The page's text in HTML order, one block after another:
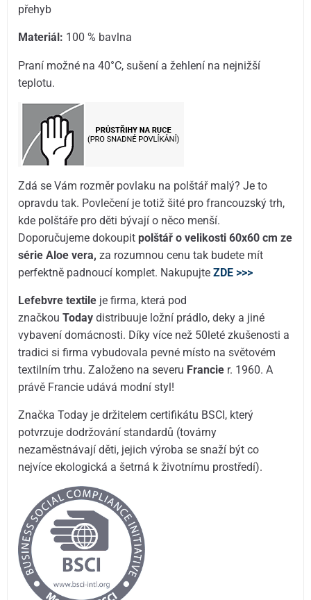
přehyb
Materiál: 100 % bavlna
Praní možné na 40°C, sušení a žehlení na nejnižší
teplotu.
Zdá se Vám rozměr povlaku na polštář malý? Je to
opravdu tak. Povlečení je totiž šité pro francouzský trh,
kde polštáře pro děti bývají o něco menší.
Doporučujeme dokoupitpolštář o velikosti 60x60 cm ze
série Aloe vera, za rozumnou cenu tak budete mít
perfektně padnoucí komplet. NakupujteZDE >>>
Lefebvre textile je firma, která pod
značkouTodaydistribuuje ložní prádlo, deky a jiné
vybavení domácnosti. Díky více než 50leté zkušenosti a
tradici si firma vybudovala pevné místo na světovém
textilním trhu. Založeno na severu Francie r. 1960. A
právě Francie udává modní styl!
Značka Today je držitelem certifikátu BSCI, který
potvrzuje dodržování standardů (továrny
nezaměstnávají děti, jejich výroba se snaží být co
nejvíce ekologická a šetrná k životnímu prostředí).